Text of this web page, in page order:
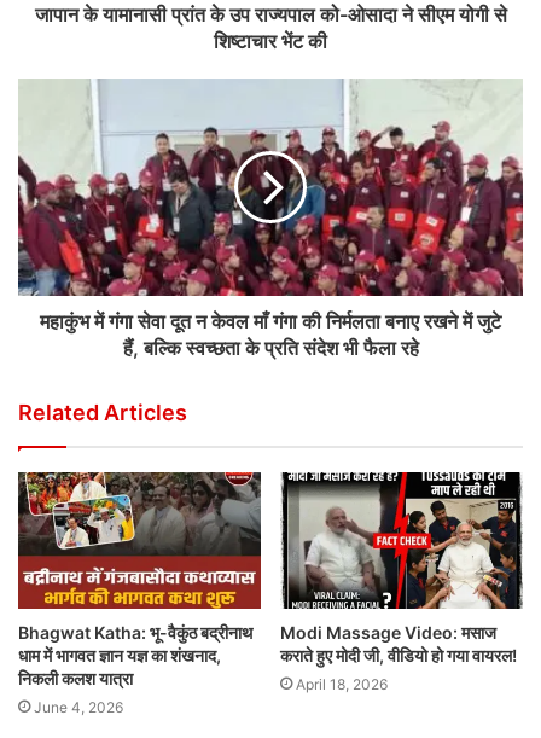
जापान के यामानासी प्रांत के उप राज्यपाल को-ओसादा ने सीएम योगी से
शिष्टाचार भेंट की
महाकुंभ में गंगा सेवा दूत न केवल माँ गंगा की निर्मलता बनाए रखने में जुटे
हैं, बल्कि स्वच्छता के प्रति संदेश भी फैला रहे
Related Articles
Bhagwat Katha: भू-वैकुंठ बद्रीनाथ
धाम में भागवत ज्ञान यज्ञ का शंखनाद,
निकली कलश यात्रा
June 4, 2026
Modi Massage Video: मसाज
कराते हुए मोदी जी, वीडियो हो गया वायरल!
April 18, 2026